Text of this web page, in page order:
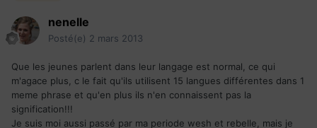
nenelle
Posté(e) 2 mars 2013
Que les jeunes parlent dans leur langage est normal, ce qui
m'agace plus, c le fait qu'ils utilisent 15 langues différentes dans 1
meme phrase et qu'en plus ils n'en connaissent pas la
signification!!!
Je suis moi aussi passé par ma periode wesh et rebelle, mais je